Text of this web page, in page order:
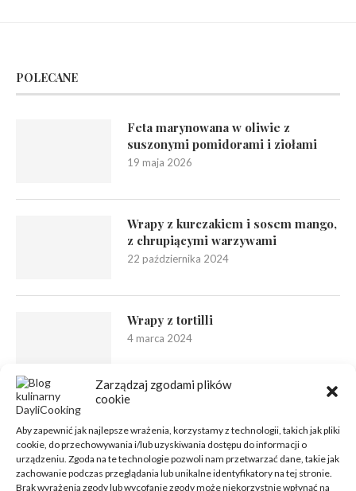
Zarządzaj zgodami plików
cookie
Aby zapewnić jak najlepsze wrażenia, korzystamy z technologii, takich jak pliki
cookie, do przechowywania i/lub uzyskiwania dostępu do informacji o
urządzeniu. Zgoda na te technologie pozwoli nam przetwarzać dane, takie jak
zachowanie podczas przeglądania lub unikalne identyfikatory na tej stronie.
Brak wyrażenia zgody lub wycofanie zgody może niekorzystnie wpłynąć na
POLECANE
Feta marynowana w oliwie z
suszonymi pomidorami i ziołami
19 maja 2026
Wrapy z kurczakiem i sosem mango,
z chrupiącymi warzywami
22 października 2024
Wrapy z tortilli
4 marca 2024